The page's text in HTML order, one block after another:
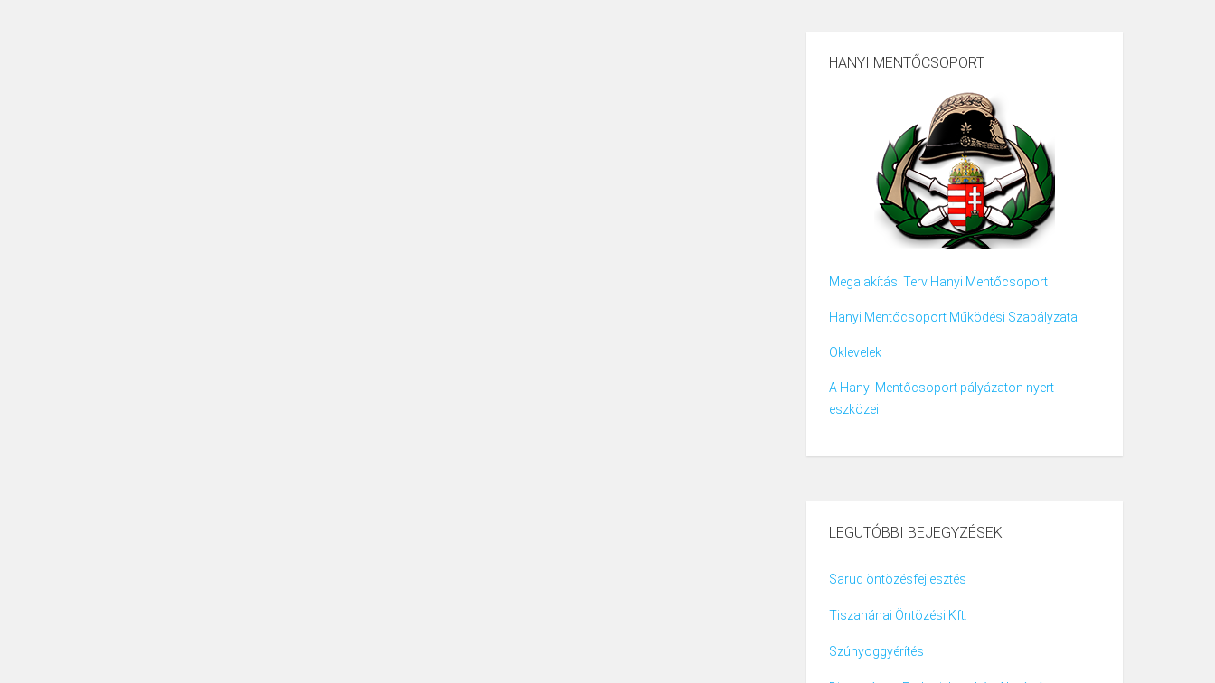
HANYI MENTŐCSOPORT
Megalakítási Terv Hanyi Mentőcsoport
Hanyi Mentőcsoport Működési Szabályzata
Oklevelek
A Hanyi Mentőcsoport pályázaton nyert
eszközei
LEGUTÓBBI BEJEGYZÉSEK
Sarud öntözésfejlesztés
Tiszanánai Öntözési Kft.
Szúnyoggyérítés